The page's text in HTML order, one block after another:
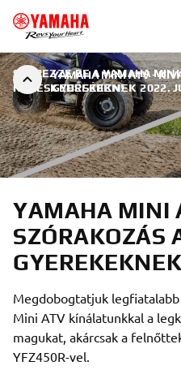
YAMAHA MINI ATV -
GYEREKEKNEK
SZEREZZE BE A YAMAHA
KERESKEDÉSÉBEN! | 2022.
YAMAHA MINI
SZÓRAKOZÁS
GYEREKEKNEK
Megdobogtatjuk
Mini ATV kínálatunkkal a
magukat, akárcsak a
YFZ450R-vel.